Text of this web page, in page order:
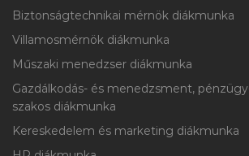
Biztonságtechnikai mérnök diákmunka
Villamosmérnök diákmunka
Műszaki menedzser diákmunka
Gazdálkodás- és menedzsment,
szakos diákmunka
Kereskedelem és marketing diákmunka